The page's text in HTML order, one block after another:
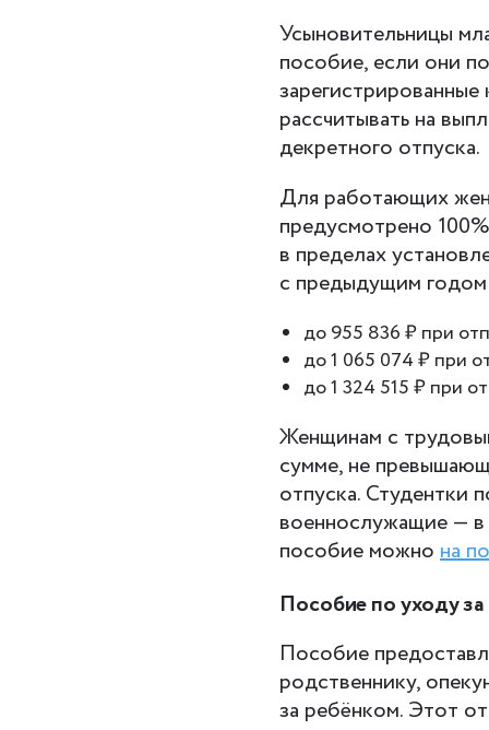
Усыновительницы
пособие, если они
рассчитывать на
декретного отпуска.
Для работающих
предусмотрено
в пределах
с предыдущим
до 955 836 ₽ при
до 1 065 074 ₽ при
до 1 324 515 ₽ при
Женщинам с
сумме, не
отпуска. Студентки
военнослужащие — в
пособие можно на
Пособие по уходу
Пособие
родственнику,
за ребёнком. Этот